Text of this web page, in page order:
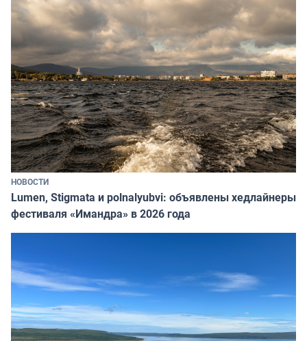
НОВОСТИ
Lumen, Stigmata и polnalyubvi: объявлены хедлайнеры
фестиваля «Имандра» в 2026 года